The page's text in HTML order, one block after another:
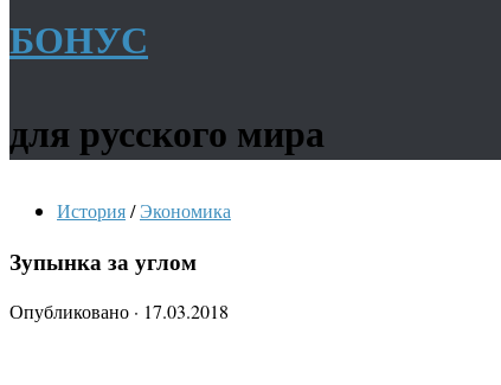
БОНУС
для русского мира
История/ Экономика
Зупынка за углом
Опубликовано · 17.03.2018